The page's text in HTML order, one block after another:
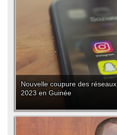
Nouvelle coupure des
2023 en Guinée